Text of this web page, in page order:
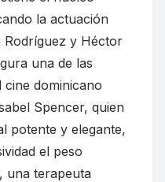
la actuación
Rodríguez y Héctor
una de las
cine dominicano
Spencer, quien
potente y elegante,
el peso
una terapeuta